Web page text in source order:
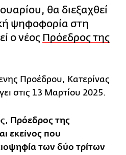
θα διεξαχθεί
ψηφοφορία στη
ο νέος Πρόεδρος της
Προέδρου, Κατερίνας
στις 13 Μαρτίου 2025.
Πρόεδρος της
εκείνος που
των δύο τρίτων